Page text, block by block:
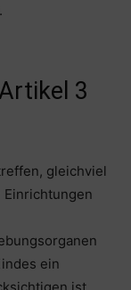
3
gleichviel
ein
ist.